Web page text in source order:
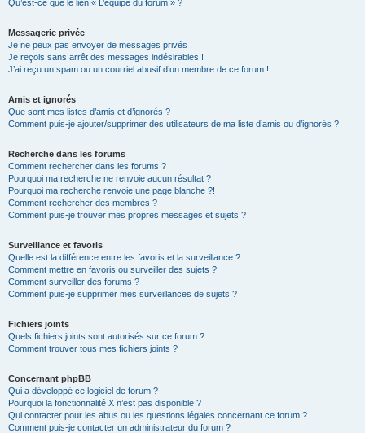
Qu’est-ce que le lien « L’équipe du forum » ?
Messagerie privée
Je ne peux pas envoyer de messages privés !
Je reçois sans arrêt des messages indésirables !
J’ai reçu un spam ou un courriel abusif d’un membre de ce forum !
Amis et ignorés
Que sont mes listes d’amis et d’ignorés ?
Comment puis-je ajouter/supprimer des utilisateurs de ma liste d’amis ou d’ignorés ?
Recherche dans les forums
Comment rechercher dans les forums ?
Pourquoi ma recherche ne renvoie aucun résultat ?
Pourquoi ma recherche renvoie une page blanche ?!
Comment rechercher des membres ?
Comment puis-je trouver mes propres messages et sujets ?
Surveillance et favoris
Quelle est la différence entre les favoris et la surveillance ?
Comment mettre en favoris ou surveiller des sujets ?
Comment surveiller des forums ?
Comment puis-je supprimer mes surveillances de sujets ?
Fichiers joints
Quels fichiers joints sont autorisés sur ce forum ?
Comment trouver tous mes fichiers joints ?
Concernant phpBB
Qui a développé ce logiciel de forum ?
Pourquoi la fonctionnalité X n’est pas disponible ?
Qui contacter pour les abus ou les questions légales concernant ce forum ?
Comment puis-je contacter un administrateur du forum ?